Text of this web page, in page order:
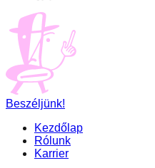
Beszéljünk!
Kezdőlap
Rólunk
Karrier